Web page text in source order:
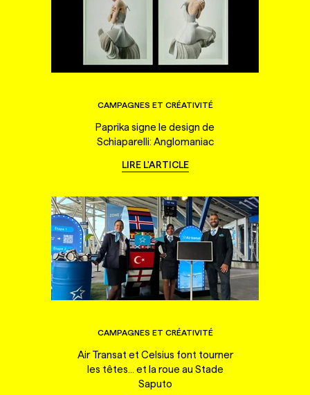
CAMPAGNES ET CRÉATIVITÉ
Paprika signe le design de
Schiaparelli: Anglomaniac
LIRE L'ARTICLE
CAMPAGNES ET CRÉATIVITÉ
Air Transat et Celsius font tourner
les têtes... et la roue au Stade
Saputo